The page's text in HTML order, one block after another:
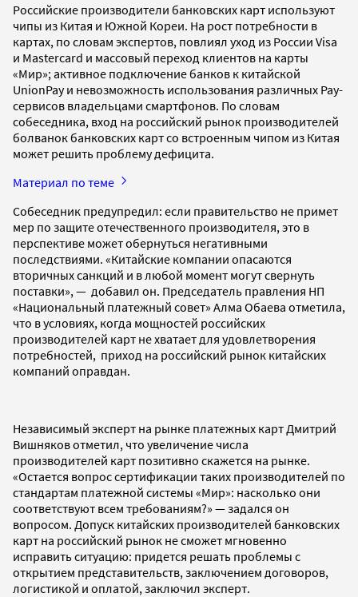
Российские производители банковских карт используют
чипы из Китая и Южной Кореи. На рост потребности в
картах, по словам экспертов, повлиял уход из России Visa
и Mastercard и массовый переход клиентов на карты
«Мир»; активное подключение банков к китайской
UnionPay и невозможность использования различных Pay-
сервисов владельцами смартфонов. По словам
собеседника, вход на российский рынок производителей
болванок банковских карт со встроенным чипом из Китая
может решить проблему дефицита.
Материал по теме
Собеседник предупредил: если правительство не примет
мер по защите отечественного производителя, это в
перспективе может обернуться негативными
последствиями. «Китайские компании опасаются
вторичных санкций и в любой момент могут свернуть
поставки», — добавил он. Председатель правления НП
«Национальный платежный совет» Алма Обаева отметила,
что в условиях, когда мощностей российских
производителей карт не хватает для удовлетворения
потребностей, приход на российский рынок китайских
компаний оправдан.
Независимый эксперт на рынке платежных карт Дмитрий
Вишняков отметил, что увеличение числа
производителей карт позитивно скажется на рынке.
«Остается вопрос сертификации таких производителей по
стандартам платежной системы «Мир»: насколько они
соответствуют всем требованиям?» — задался он
вопросом. Допуск китайских производителей банковских
карт на российский рынок не сможет мгновенно
исправить ситуацию: придется решать проблемы с
открытием представительств, заключением договоров,
логистикой и оплатой, заключил эксперт.